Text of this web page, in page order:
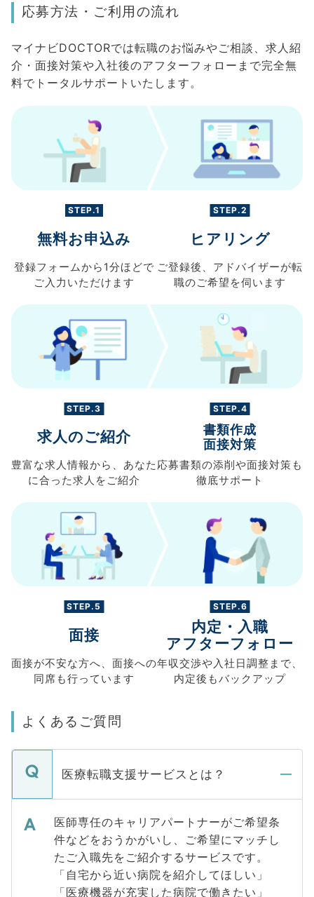
応募方法・ご利用の流れ
マイナビDOCTORでは転職のお悩みやご相談、求人紹
介・面接対策や入社後のアフターフォローまで完全無
料でトータルサポートいたします。
STEP.1
無料お申込み
登録フォームから 1分ほどで
ご入力 いただけます
STEP.2
ヒアリング
ご登録後、 アドバイザーが転
職のご希望を伺います
STEP.3
求人のご紹介
豊富な求人情報から、 あなた
に合った求人を ご紹介
STEP.4
書類作成
面接対策
応募書類の添削や面接対策も
徹底サポート
STEP.5
面接
面接が不安な方へ、 面接への
同席も行っています
STEP.6
内定・入職
アフターフォロー
年収交渉や入社日調整まで、
内定後もバックアップ
よくあるご質問
医療転職支援サービスとは？
医師専任のキャリアパートナーがご希望条
件などをおうかがいし、ご希望にマッチし
たご入職先をご紹介するサービスです。
「自宅から近い病院を紹介してほしい」
「医療機器が充実した病院で働きたい」